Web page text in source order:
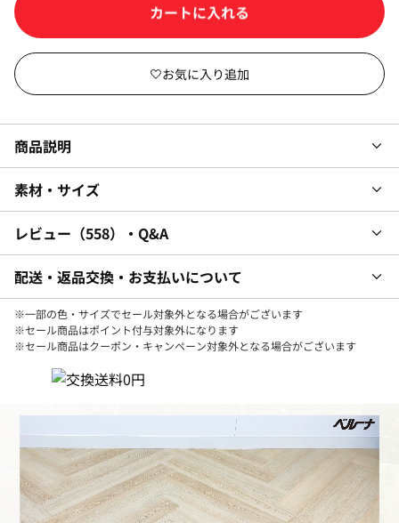
カートに入れる
商品説明
素材・サイズ
レビュー 558 ・Q&A
配送・返品交換・お支払いについて
※一部の色・サイズでセール対象外となる場合がございます
※セール商品はポイント付与対象外になります
※セール商品はクーポン・キャンペーン対象外となる場合がございます